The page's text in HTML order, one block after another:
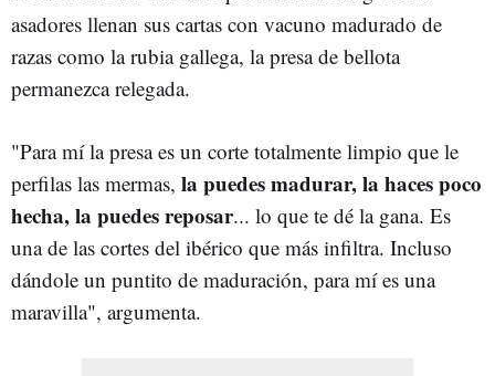
asadores llenan sus cartas con vacuno madurado de
razas como la rubia gallega, la presa de bellota
permanezca relegada.
"Para mí la presa es un corte totalmente limpio que le
perfilas las mermas, la puedes madurar, la haces poco
hecha, la puedes reposar... lo que te dé la gana. Es
una de las cortes del ibérico que más infiltra. Incluso
dándole un puntito de maduración, para mí es una
maravilla", argumenta.